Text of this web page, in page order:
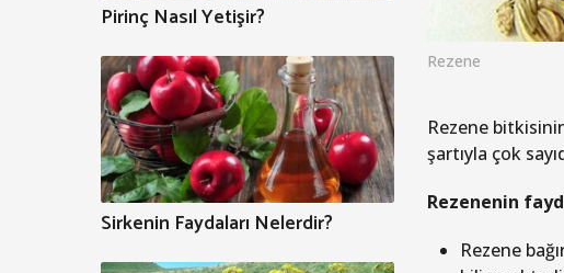
Rezene
Rezene
şartıyla çok
Rezenenin
Rezene
Pirinç Nasıl Yetişir?
Sirkenin Faydaları Nelerdir?